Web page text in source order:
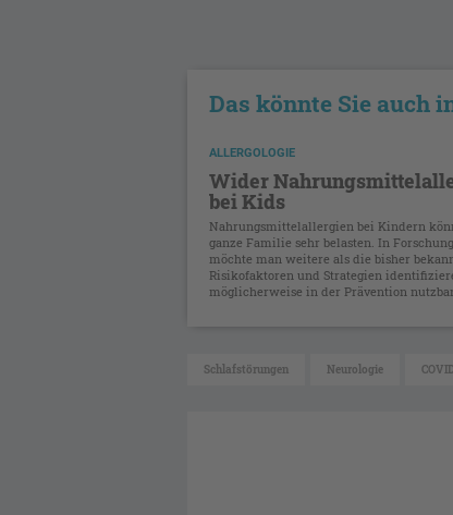
Das könnte Sie auch
ALLERGOLOGIE
Wider
bei Kids
Nahrungsmittelallergien bei Kindern
ganze Familie sehr belasten. In
möchte man weitere als die bisher
Risikofaktoren und Strategien
möglicherweise in der Prävention nutzbar
Schlafstörungen Neurologie